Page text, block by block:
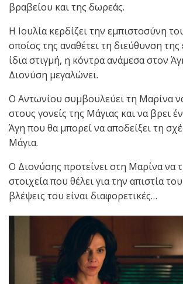
βραβείου και της δωρεάς.
Η Ιουλία κερδίζει την εμπιστοσύνη
οποίος της αναθέτει τη διεύθυνση της
ίδια στιγμή, η κόντρα ανάμεσα στον
Διονύση μεγαλώνει.
Ο Αντωνίου συμβουλεύει τη Μαρίνα
στους γονείς της Μάγιας και να βρει
Άγη που θα μπορεί να αποδείξει τη
Μάγια.
Ο Διονύσης προτείνει στη Μαρίνα να
στοιχεία που θέλει για την απιστία
βλέψεις του είναι διαφορετικές…